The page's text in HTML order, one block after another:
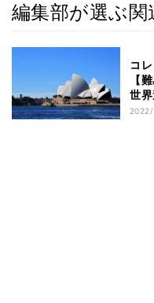
編集部が選ぶ関
コ
【
世